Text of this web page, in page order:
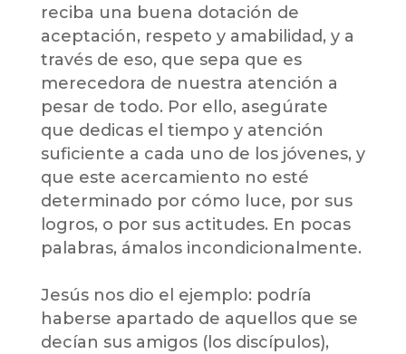
reciba una buena dotación de
aceptación, respeto y amabilidad, y a
través de eso, que sepa que es
merecedora de nuestra atención a
pesar de todo. Por ello, asegúrate
que dedicas el tiempo y atención
suficiente a cada uno de los jóvenes, y
que este acercamiento no esté
determinado por cómo luce, por sus
logros, o por sus actitudes. En pocas
palabras, ámalos incondicionalmente.
Jesús nos dio el ejemplo: podría
haberse apartado de aquellos que se
decían sus amigos (los discípulos),